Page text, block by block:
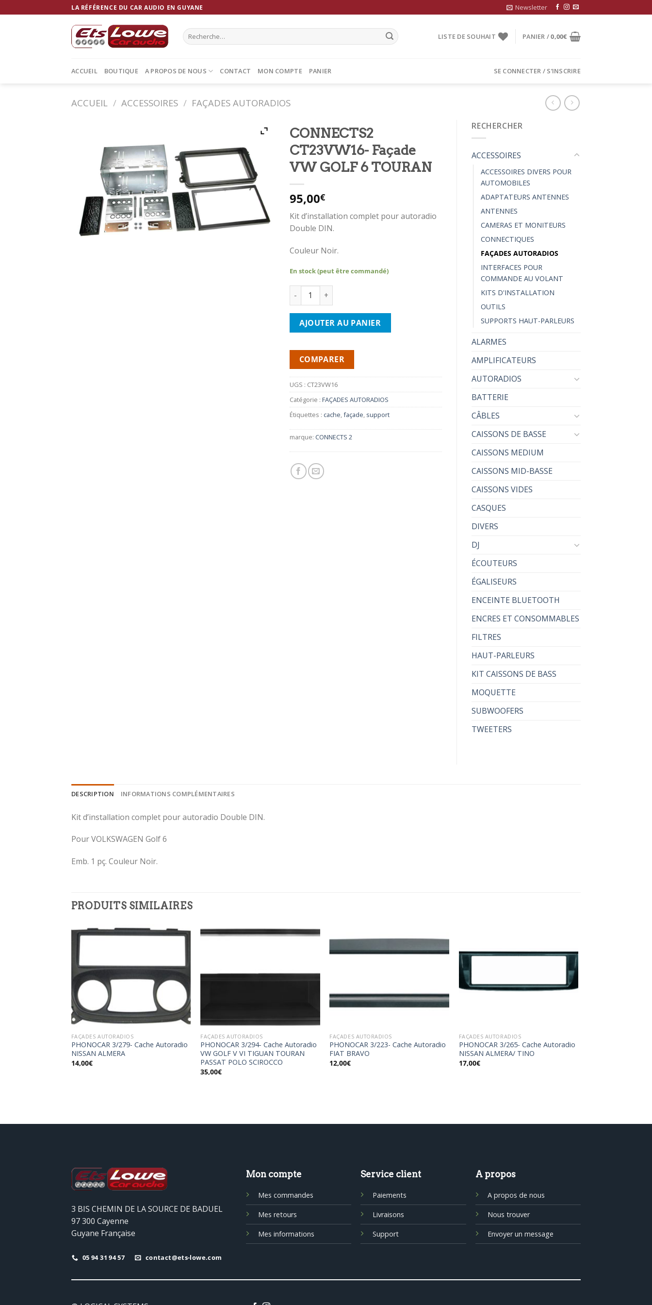
to
LA RÉFÉRENCE DU CAR AUDIO EN GUYANE Newsletter
Recherche
pour :
LISTE DE SOUHAIT PANIER /0,00€
ACCUEIL BOUTIQUE A PROPOS DE NOUS CONTACT MON COMPTE PANIER SE CONNECTER / S’INSCRIRE
ACCUEIL / ACCESSOIRES / FAÇADES AUTORADIOS
CONNECTS2
CT23VW16- Façade
VW GOLF 6 TOURAN
95,00€
Kit d’installation complet pour autoradio
Double DIN.
Couleur Noir.
En stock (peut être commandé)
quantité de CONNECTS2 CT23VW16- Façade VW GOLF 6 TOURAN
AJOUTER AU PANIER
COMPARER
UGS : CT23VW16
Catégorie : FAÇADES AUTORADIOS
Étiquettes : cache,façade, support
marque: CONNECTS 2
RECHERCHER
ACCESSOIRES
ACCESSOIRES DIVERS POUR
AUTOMOBILES
ADAPTATEURS ANTENNES
ANTENNES
CAMERAS ET MONITEURS
CONNECTIQUES
FAÇADES AUTORADIOS
INTERFACES POUR
COMMANDE AU VOLANT
KITS D'INSTALLATION
OUTILS
SUPPORTS HAUT-PARLEURS
ALARMES
AMPLIFICATEURS
AUTORADIOS
BATTERIE
CÂBLES
CAISSONS DE BASSE
CAISSONS MEDIUM
CAISSONS MID-BASSE
CAISSONS VIDES
CASQUES
DIVERS
DJ
ÉCOUTEURS
ÉGALISEURS
ENCEINTE BLUETOOTH
ENCRES ET CONSOMMABLES
FILTRES
HAUT-PARLEURS
KIT CAISSONS DE BASS
MOQUETTE
SUBWOOFERS
TWEETERS
DESCRIPTION INFORMATIONS COMPLÉMENTAIRES
Kit d’installation complet pour autoradio Double DIN.
Pour VOLKSWAGEN Golf 6
Emb. 1 pç. Couleur Noir.
PRODUITS SIMILAIRES
Ajouter
wishlist
FAÇADES AUTORADIOS
PHONOCAR 3/279- Cache Autoradio
NISSAN ALMERA
14,00€
à la
FAÇADES AUTORADIOS
PHONOCAR 3/294- Cache Autoradio
VW GOLF V VI TIGUAN TOURAN
PASSAT POLO SCIROCCO
35,00€
FAÇADES AUTORADIOS
PHONOCAR 3/223- Cache Autoradio
FIAT BRAVO
12,00€
wishlist
FAÇADES AUTORADIOS
PHONOCAR 3/265- Cache Autoradio
NISSAN ALMERA/ TINO
17,00€
3 BIS CHEMIN DE LA SOURCE DE BADUEL
97 300 Cayenne
Guyane Française
05 94 31 94 57 contact@ets-lowe.com
Mon compte
Mes commandes
Mes retours
Mes informations
Service client
Paiements
Livraisons
Support
A propos
A propos de nous
Nous trouver
Envoyer un message